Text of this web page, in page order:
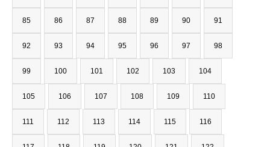
85 86 87 88 89 90 91
92 93 94 95 96 97 98
99 100 101 102 103 104
105 106 107 108 109 110
111 112 113 114 115 116